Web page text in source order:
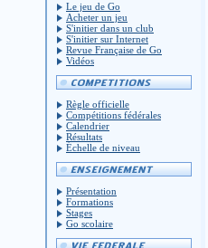
Le jeu de Go
Acheter un jeu
S'initier dans un club
S'initier sur Internet
Revue Française de Go
Vidéos
Règle officielle
Compétitions fédérales
Calendrier
Résultats
Échelle de niveau
Présentation
Formations
Stages
Go scolaire